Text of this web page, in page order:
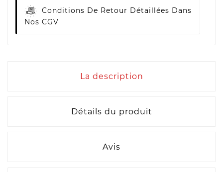
Conditions De Retour Détaillées Dans
Nos CGV
La description
Détails du produit
Avis